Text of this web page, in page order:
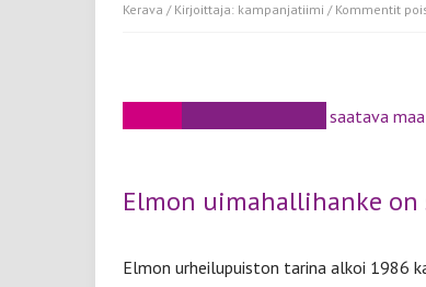
Kerava / Kirjoittaja: kampanjatiimi / Kommentit
18 MARRAS
Elmon uimahallihanke on
Elmon urheilupuiston tarina alkoi 1986